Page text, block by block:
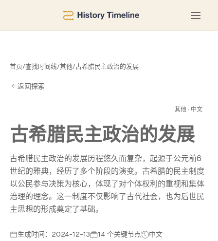
首页/查找时间线/其他/古希腊民主政治的发展
返回探索
其他 · 中文
古希腊民主政治的发展
古希腊民主政治的发展历程悠久而复杂，起源于公元前6
世纪的雅典，经历了多个阶段的演变。古希腊的民主制度
以公民参与决策为核心，体现了对个体权利的重视和集体
治理的理念。这一制度不仅影响了古代社会，也为后世民
主思想的形成奠定了基础。
生成时间：2024-12-13 14 个关键节点 中文